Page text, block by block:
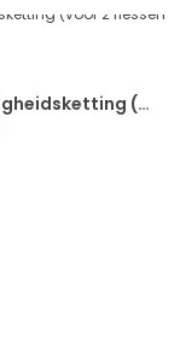
Gasflessenstandaard 51150 Met Veiligheidsketting (voor 2 Flessen 40 - 50 Liter)